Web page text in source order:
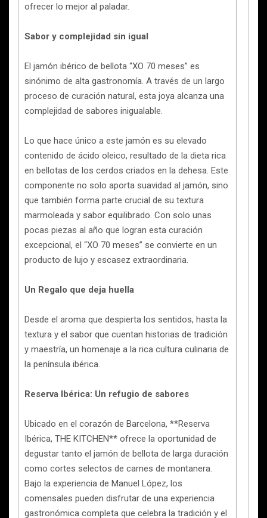
ofrecer lo mejor al paladar.
Sabor y complejidad sin igual
El jamón ibérico de bellota “XO 70 meses” es
sinónimo de alta gastronomía. A través de un largo
proceso de curación natural, esta joya alcanza una
complejidad de sabores inigualable.
Lo que hace único a este jamón es su elevado
contenido de ácido oleico, resultado de la dieta rica
en bellotas de los cerdos criados en la dehesa. Este
componente no solo aporta suavidad al jamón, sino
que también forma parte crucial de su textura
marmoleada y sabor equilibrado. Con solo unas
pocas piezas al año que logran esta curación
excepcional, el “XO 70 meses” se convierte en un
producto de lujo y escasez extraordinaria.
Un Regalo que deja huella
Desde el aroma que despierta los sentidos, hasta la
textura y el sabor que cuentan historias de tradición
y maestría, un homenaje a la rica cultura culinaria de
la península ibérica.
Reserva Ibérica: Un refugio de sabores
Ubicado en el corazón de Barcelona, **Reserva
Ibérica, THE KITCHEN** ofrece la oportunidad de
degustar tanto el jamón de bellota de larga duración
como cortes selectos de carnes de montanera.
Bajo la experiencia de Manuel López, los
comensales pueden disfrutar de una experiencia
gastronómica completa que celebra la tradición y el